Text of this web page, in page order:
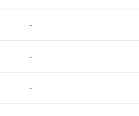
-
-
-